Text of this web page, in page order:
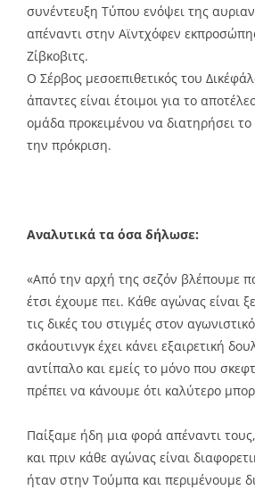
συνέντευξη Τύπου ενόψει της
απέναντι στην Αϊντχόφεν
Ζίβκοβιτς.
Ο Σέρβος μεσοεπιθετικός του
άπαντες είναι έτοιμοι για το
ομάδα προκειμένου να διατηρήσει
την πρόκριση.
Αναλυτικά τα όσα δήλωσε:
«Από την αρχή της σεζόν βλέπουμε
έτσι έχουμε πει. Κάθε αγώνας είναι
τις δικές του στιγμές στον
σκάουτινγκ έχει κάνει εξαιρετική
αντίπαλο και εμείς το μόνο που
πρέπει να κάνουμε ότι καλύτερο
Παίξαμε ήδη μια φορά απέναντι
και πριν κάθε αγώνας είναι
ήταν στην Τούμπα και περιμένουμε